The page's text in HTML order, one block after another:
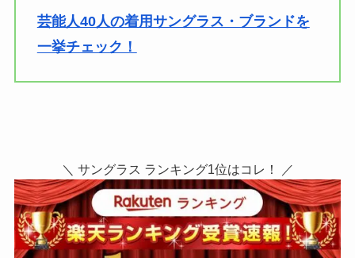
芸能人40人の着用サングラス・ブランドを
一挙チェック！
＼ サングラス ランキング1位はコレ！ ／